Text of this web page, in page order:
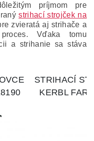
príjmom pre
strihací strojček na
zvieratá aj strihače a
Vďaka tomu
a strihanie sa stáva